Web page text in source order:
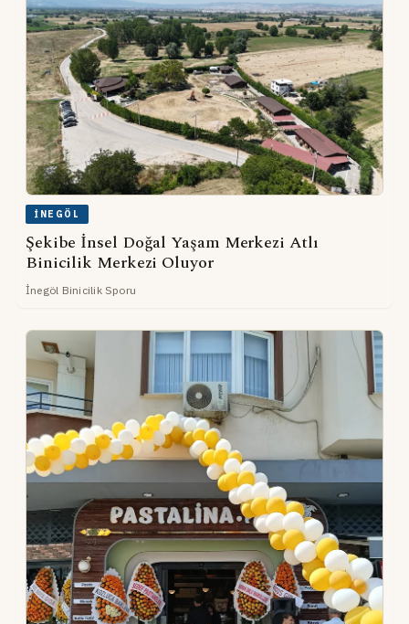
İNEGÖL
Şekibe İnsel Doğal Yaşam Merkezi Atlı
Binicilik Merkezi Oluyor
İnegöl Binicilik Sporu